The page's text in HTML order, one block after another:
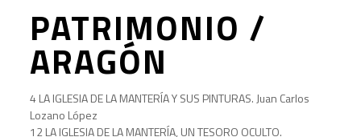
PATRIMONIO /
ARAGÓN
4 LA IGLESIA DE LA MANTERÍA Y SUS PINTURAS. Juan Carlos
Lozano López
12 LA IGLESIA DE LA MANTERÍA, UN TESORO OCULTO.